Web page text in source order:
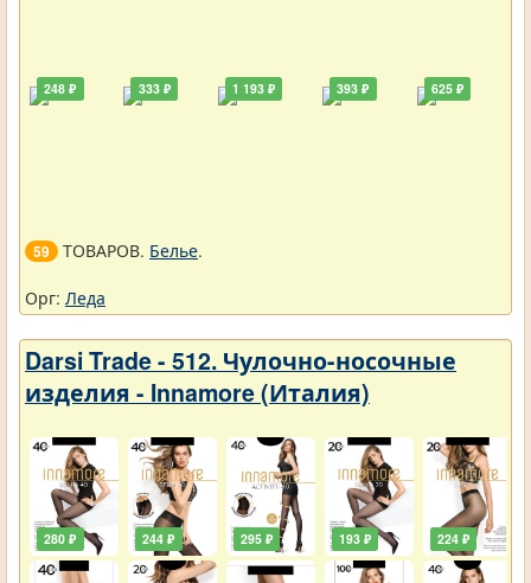
248 ₽ 333 ₽ 1 193 ₽ 393 ₽ 625 ₽
59 ТОВАРОВ. Белье.
Орг: Леда
Darsi Trade - 512. Чулочно-носочные
изделия - Innamore (Италия)
280 ₽ 244 ₽ 295 ₽ 193 ₽ 224 ₽